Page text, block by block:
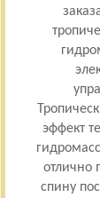
эффект
отлично
спину